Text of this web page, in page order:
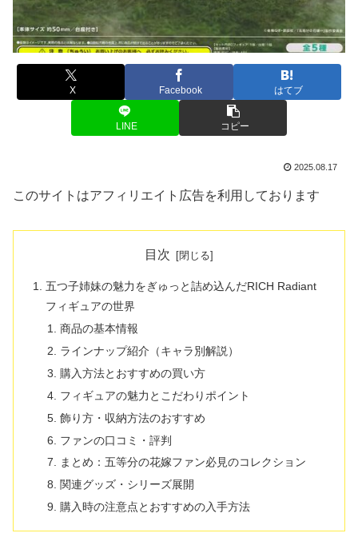
X Facebook はてブ
LINE コピー
2025.08.17
このサイトはアフィリエイト広告を利用しております
目次
五つ子姉妹の魅力をぎゅっと詰め込んだRICH Radiant
フィギュアの世界
商品の基本情報
ラインナップ紹介（キャラ別解説）
購入方法とおすすめの買い方
フィギュアの魅力とこだわりポイント
飾り方・収納方法のおすすめ
ファンの口コミ・評判
まとめ：五等分の花嫁ファン必見のコレクション
関連グッズ・シリーズ展開
購入時の注意点とおすすめの入手方法